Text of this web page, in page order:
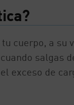
cuerpo, a su
salgas
exceso de